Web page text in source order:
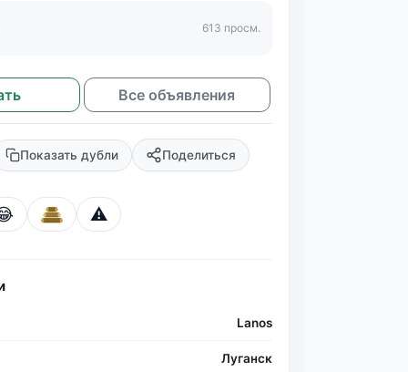
613 просм.
Все объявления
Показать дубли Поделиться
⚠️
Lanos
Луганск